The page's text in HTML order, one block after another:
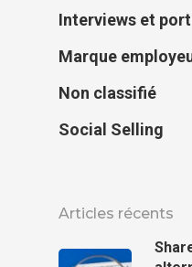
Interviews et
Marque
Non classifié
Social Selling
Articles récents